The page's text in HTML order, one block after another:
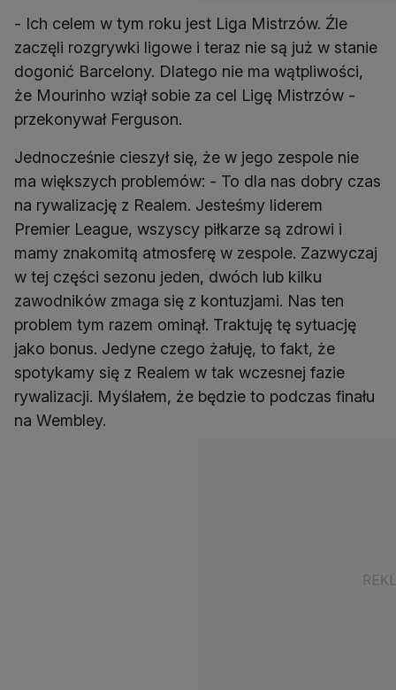
- Ich celem w tym roku jest Liga Mistrzów. Źle
zaczęli rozgrywki ligowe i teraz nie są już w stanie
dogonić Barcelony. Dlatego nie ma wątpliwości,
że Mourinho wziął sobie za cel Ligę Mistrzów -
przekonywał Ferguson.
Jednocześnie cieszył się, że w jego zespole nie
ma większych problemów: - To dla nas dobry czas
na rywalizację z Realem. Jesteśmy liderem
Premier League, wszyscy piłkarze są zdrowi i
mamy znakomitą atmosferę w zespole. Zazwyczaj
w tej części sezonu jeden, dwóch lub kilku
zawodników zmaga się z kontuzjami. Nas ten
problem tym razem ominął. Traktuję tę sytuację
jako bonus. Jedyne czego żałuję, to fakt, że
spotykamy się z Realem w tak wczesnej fazie
rywalizacji. Myślałem, że będzie to podczas finału
na Wembley.